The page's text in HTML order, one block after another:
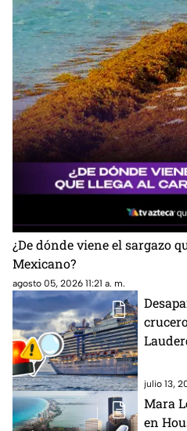
¿De dónde viene el sargazo
Mexicano?
agosto 05, 2026 11:21 a. m.
julio 13,
Mara
en